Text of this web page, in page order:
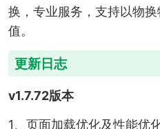
换，专业服务，支持以物
值。
更新日志
v1.7.72版本
1、页面加载优化及性能优